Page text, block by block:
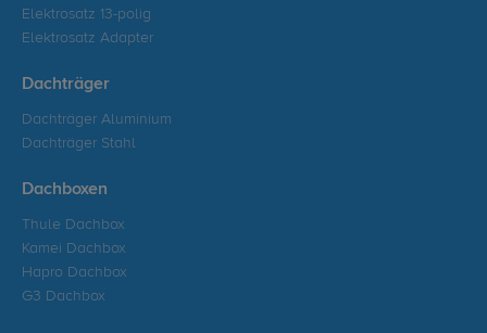
Elektrosatz 13-polig
Elektrosatz Adapter
Dachträger
Dachträger Aluminium
Dachträger Stahl
Dachboxen
Thule Dachbox
Kamei Dachbox
Hapro Dachbox
G3 Dachbox